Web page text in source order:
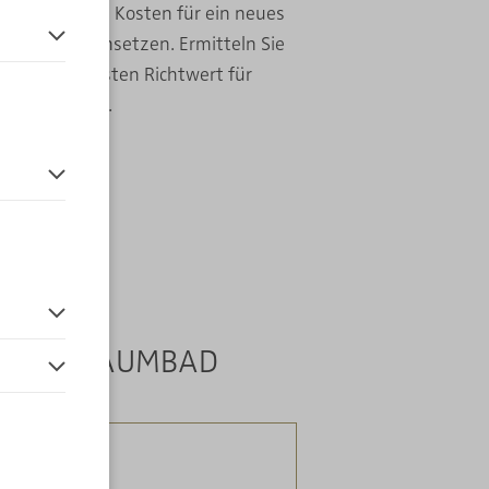
wie sich die Kosten für ein neues
zusammensetzen. Ermitteln Sie
einen ersten Richtwert für
TRAUMBAD